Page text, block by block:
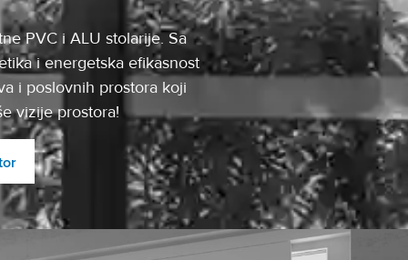
PVC i ALU stolarije. Sa
i energetska efikasnost
i poslovnih prostora koji
vizije prostora!